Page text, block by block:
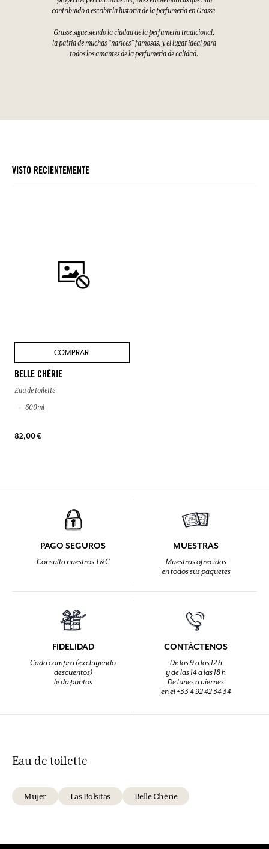
contribuido a escribir la historia de la perfumería en Grasse.
Grasse sigue siendo la ciudad de la perfumería tradicional,
la patria de muchas “narices” famosas, y el lugar ideal para
todos los amantes de la perfumería de calidad.
VISTO RECIENTEMENTE
COMPRAR
BELLE CHÉRIE
Eau de toilette
600ml
82,00 €
PAGO SEGUROS
Consulta nuestros T&C
MUESTRAS
Muestras ofrecidas
en todos sus paquetes
FIDELIDAD
Cada compra (excluyendo
descuentos)
le da puntos
CONTÁCTENOS
De las 9 a las 12 h
y de las 14 a las 18 h
De lunes a viernes
en el +33 4 92 42 34 34
Eau de toilette
Mujer Las Bolsitas Belle Chérie